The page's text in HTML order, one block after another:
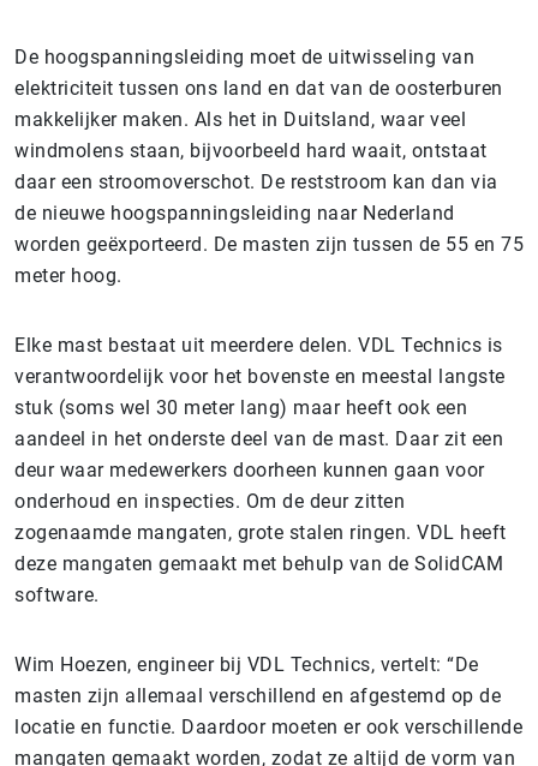
De hoogspanningsleiding moet de uitwisseling van
elektriciteit tussen ons land en dat van de oosterburen
makkelijker maken. Als het in Duitsland, waar veel
windmolens staan, bijvoorbeeld hard waait, ontstaat
daar een stroomoverschot. De reststroom kan dan via
de nieuwe hoogspanningsleiding naar Nederland
worden geëxporteerd. De masten zijn tussen de 55 en 75
meter hoog.
Elke mast bestaat uit meerdere delen. VDL Technics is
verantwoordelijk voor het bovenste en meestal langste
stuk (soms wel 30 meter lang) maar heeft ook een
aandeel in het onderste deel van de mast. Daar zit een
deur waar medewerkers doorheen kunnen gaan voor
onderhoud en inspecties. Om de deur zitten
zogenaamde mangaten, grote stalen ringen. VDL heeft
deze mangaten gemaakt met behulp van de SolidCAM
software.
Wim Hoezen, engineer bij VDL Technics, vertelt: “De
masten zijn allemaal verschillend en afgestemd op de
locatie en functie. Daardoor moeten er ook verschillende
mangaten gemaakt worden, zodat ze altijd de vorm van